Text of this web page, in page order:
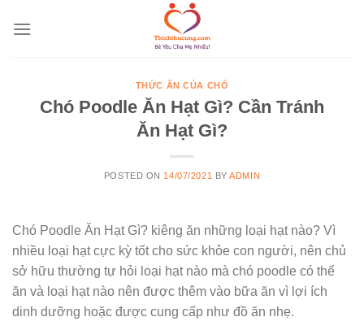
THỨC ĂN CỦA CHÓ
Chó Poodle Ăn Hạt Gì? Cần Tránh
Ăn Hạt Gì?
POSTED ON 14/07/2021 BYADMIN
Chó Poodle Ăn Hạt Gì? kiêng ăn những loại hạt nào? Vì
nhiều loại hạt cực kỳ tốt cho sức khỏe con người, nên chủ
sở hữu thường tự hỏi loại hạt nào mà chó poodle có thể
ăn và loại hạt nào nên được thêm vào bữa ăn vì lợi ích
dinh dưỡng hoặc được cung cấp như đồ ăn nhẹ.